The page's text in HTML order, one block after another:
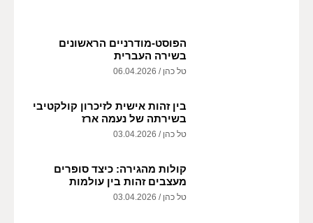
הפוסט-מודרניים הראשונים
בשירה העברית
טל כהן
בין זהות אישית לזיכרון קולקטיבי
בשירתה של נעמה ארז
טל כהן
קולות מהגירה: כיצד סופרים
מעצבים זהות בין עולמות
טל כהן